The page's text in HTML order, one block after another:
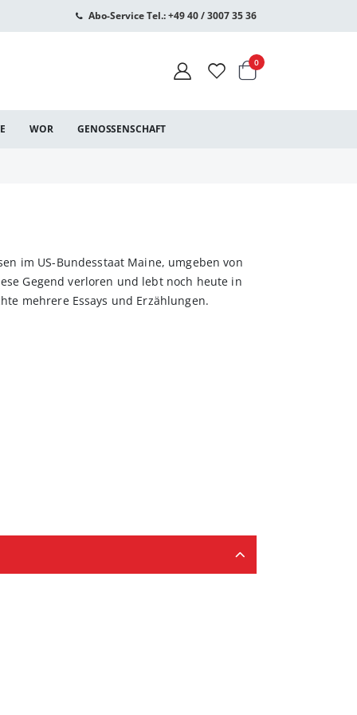
Abo-Service Tel.: +49 40 / 3007 35 36
Warenkorb
0Artikel
WOR GENOSSENSCHAFT
im US-Bundesstaat Maine, umgeben von
Gegend verloren und lebt noch heute in
mehrere Essays und Erzählungen.